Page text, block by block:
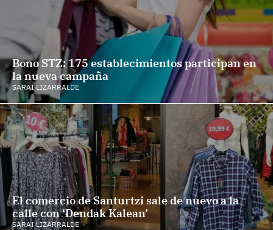
Bono STZ: 175 establecimientos participan en
la nueva campaña
SARAI LIZARRALDE
El comercio de Santurtzi sale de nuevo a la
calle con ‘Dendak Kalean’
SARAI LIZARRALDE